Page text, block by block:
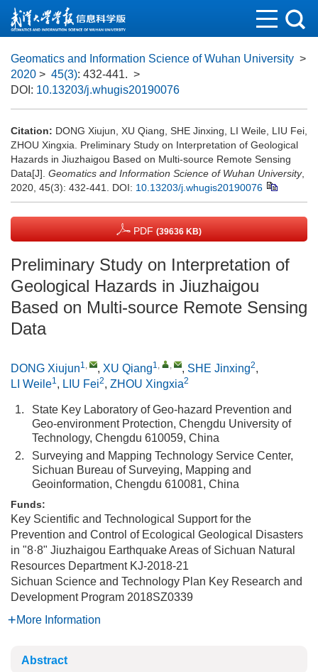
Geomatics and Information Science of Wuhan University >
2020 > 45(3): 432-441. >
DOI: 10.13203/j.whugis20190076
Citation: DONG Xiujun, XU Qiang, SHE Jinxing, LI Weile, LIU Fei,
ZHOU Xingxia. Preliminary Study on Interpretation of Geological
Hazards in Jiuzhaigou Based on Multi-source Remote Sensing
Data[J]. Geomatics and Information Science of Wuhan University,
2020, 45(3): 432-441. DOI: 10.13203/j.whugis20190076
PDF (39636 KB)
Preliminary Study on Interpretation of
Geological Hazards in Jiuzhaigou
Based on Multi-source Remote Sensing
Data
DONG Xiujun1, , XU Qiang1, , , SHE Jinxing2,
LI Weile1, LIU Fei2, ZHOU Xingxia2
1.
State Key Laboratory of Geo-hazard Prevention and
Geo-environment Protection, Chengdu University of
Technology, Chengdu 610059, China
2.
Surveying and Mapping Technology Service Center,
Sichuan Bureau of Surveying, Mapping and
Geoinformation, Chengdu 610081, China
Funds:
Key Scientific and Technological Support for the
Prevention and Control of Ecological Geological Disasters
in "8·8" Jiuzhaigou Earthquake Areas of Sichuan Natural
Resources Department KJ-2018-21
Sichuan Science and Technology Plan Key Research and
Development Program 2018SZ0339
More Information
Abstract